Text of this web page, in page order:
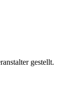
gestellt.